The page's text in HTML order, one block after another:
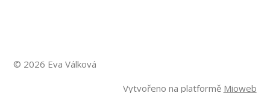
© 2026 Eva Válková
Vytvořeno na platformě Mioweb